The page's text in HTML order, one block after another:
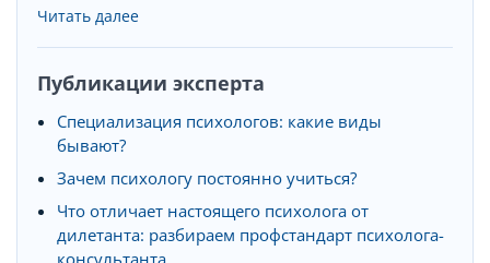
Читать далее
Публикации эксперта
Специализация психологов: какие виды
бывают?
Зачем психологу постоянно учиться?
Что отличает настоящего психолога от
дилетанта: разбираем профстандарт психолога-
консультанта